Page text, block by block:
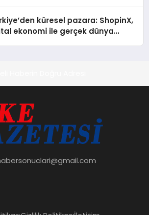
küresel pazara: ShopinX,
ekonomi ile gerçek dünya